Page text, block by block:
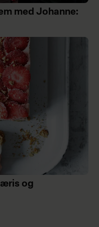
med Johanne:
og